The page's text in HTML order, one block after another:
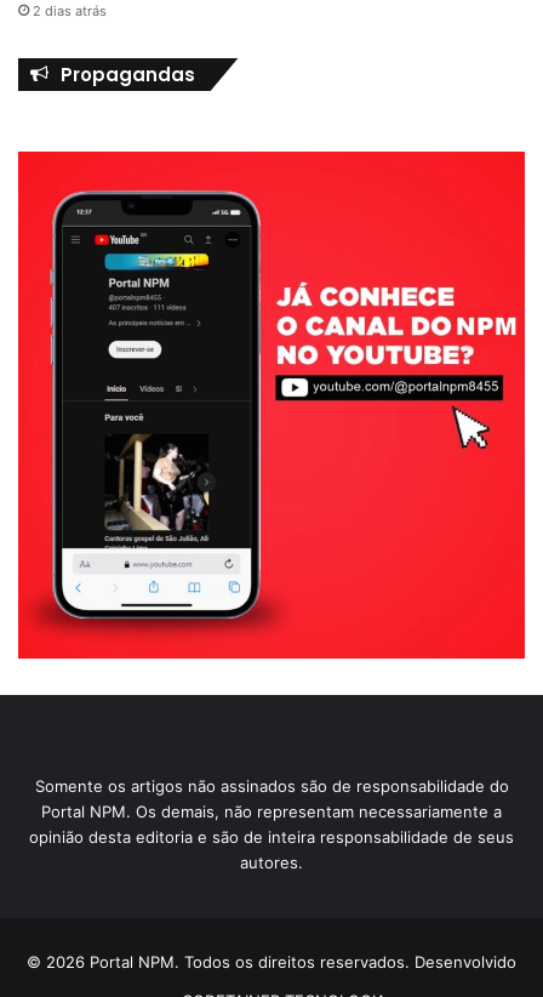
2 dias atrás
Propagandas
Somente os artigos não assinados são de responsabilidade do
Portal NPM. Os demais, não representam necessariamente a
opinião desta editoria e são de inteira responsabilidade de seus
autores.
© 2026 Portal NPM. Todos os direitos reservados. Desenvolvido